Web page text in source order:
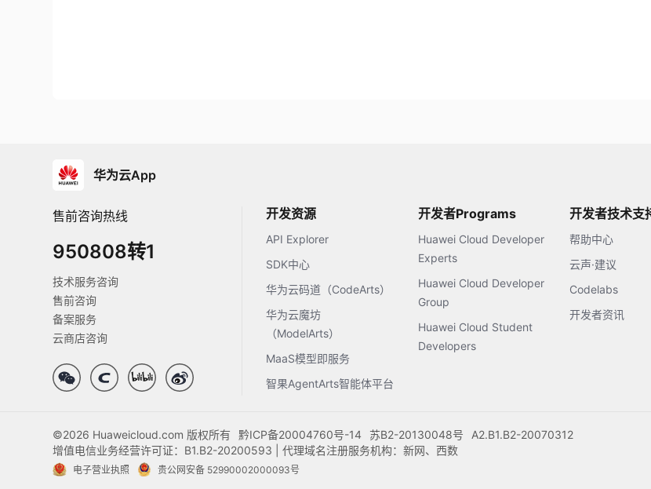
华为云App
售前咨询热线
950808转1
技术服务咨询
售前咨询
备案服务
云商店咨询
开发资源
API Explorer
SDK中心
华为云码道（CodeArts）
华为云魔坊
（ModelArts）
MaaS模型即服务
智果AgentArts智能体平台
开发者Programs
Huawei Cloud Developer
Experts
Huawei Cloud Developer
Group
Huawei Cloud Student
Developers
开发者技术支
帮助中心
云声·建议
Codelabs
开发者资讯
©2026 Huaweicloud.com 版权所有 黔ICP备20004760号-14 苏B2-20130048号
A2.B1.B2-20070312
增值电信业务经营许可证：B1.B2-20200593 | 代理域名注册服务机构：新网、西数
电子营业执照 贵公网安备 52990002000093号